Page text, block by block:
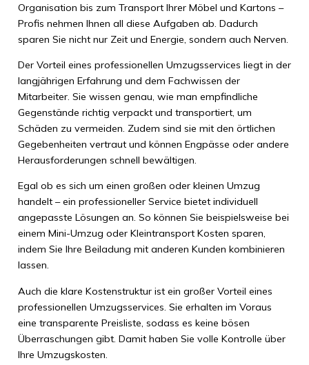
Organisation bis zum Transport Ihrer Möbel und Kartons –
Profis nehmen Ihnen all diese Aufgaben ab. Dadurch
sparen Sie nicht nur Zeit und Energie, sondern auch Nerven.
Der Vorteil eines professionellen Umzugsservices liegt in der
langjährigen Erfahrung und dem Fachwissen der
Mitarbeiter. Sie wissen genau, wie man empfindliche
Gegenstände richtig verpackt und transportiert, um
Schäden zu vermeiden. Zudem sind sie mit den örtlichen
Gegebenheiten vertraut und können Engpässe oder andere
Herausforderungen schnell bewältigen.
Egal ob es sich um einen großen oder kleinen Umzug
handelt – ein professioneller Service bietet individuell
angepasste Lösungen an. So können Sie beispielsweise bei
einem Mini-Umzug oder Kleintransport Kosten sparen,
indem Sie Ihre Beiladung mit anderen Kunden kombinieren
lassen.
Auch die klare Kostenstruktur ist ein großer Vorteil eines
professionellen Umzugsservices. Sie erhalten im Voraus
eine transparente Preisliste, sodass es keine bösen
Überraschungen gibt. Damit haben Sie volle Kontrolle über
Ihre Umzugskosten.